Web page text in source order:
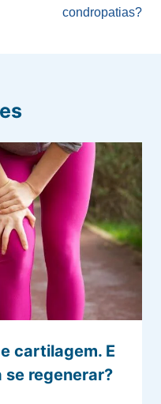
condropatias?
cartilagem. E
se regenerar?